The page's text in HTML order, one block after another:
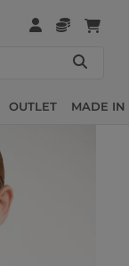
OUTLET MADE IN